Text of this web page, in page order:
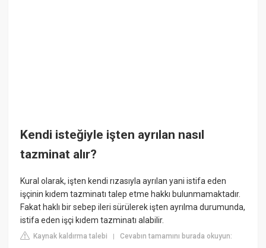
Kendi isteğiyle işten ayrılan nasıl
tazminat alır?
Kural olarak, işten kendi rızasıyla ayrılan yani istifa eden
işçinin kıdem tazminatı talep etme hakkı bulunmamaktadır.
Fakat haklı bir sebep ileri sürülerek işten ayrılma durumunda,
istifa eden işçi kıdem tazminatı alabilir.
Kaynak kaldırma talebi |Cevabın tamamını burada okuyun: